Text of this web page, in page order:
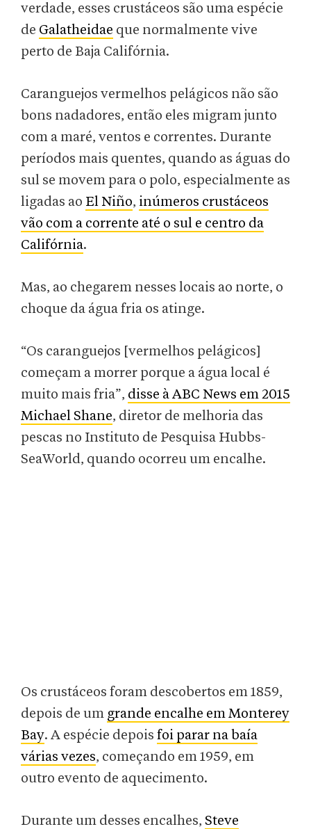
verdade, esses crustáceos são uma espécie
de Galatheidae que normalmente vive
perto de Baja Califórnia.
Caranguejos vermelhos pelágicos não são
bons nadadores, então eles migram junto
com a maré, ventos e correntes. Durante
períodos mais quentes, quando as águas do
sul se movem para o polo, especialmente as
ligadas ao El Niño, inúmeros crustáceos
vão com a corrente até o sul e centro da
Califórnia.
Mas, ao chegarem nesses locais ao norte, o
choque da água fria os atinge.
“Os caranguejos [vermelhos pelágicos]
começam a morrer porque a água local é
muito mais fria”, disse à ABC News em 2015
Michael Shane, diretor de melhoria das
pescas no Instituto de Pesquisa Hubbs-
SeaWorld, quando ocorreu um encalhe.
Os crustáceos foram descobertos em 1859,
depois de um grande encalhe em Monterey
Bay. A espécie depois foi parar na baía
várias vezes, começando em 1959, em
outro evento de aquecimento.
Durante um desses encalhes, Steve